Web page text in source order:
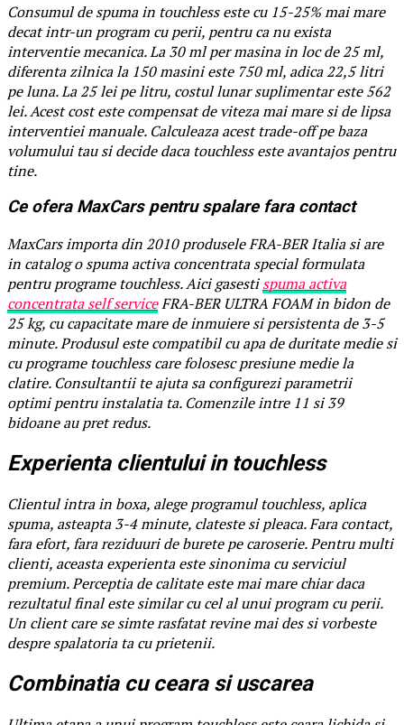
Consumul de spuma in touchless este cu 15-25% mai mare
decat intr-un program cu perii, pentru ca nu exista
interventie mecanica. La 30 ml per masina in loc de 25 ml,
diferenta zilnica la 150 masini este 750 ml, adica 22,5 litri
pe luna. La 25 lei pe litru, costul lunar suplimentar este 562
lei. Acest cost este compensat de viteza mai mare si de lipsa
interventiei manuale. Calculeaza acest trade-off pe baza
volumului tau si decide daca touchless este avantajos pentru
tine.
Ce ofera MaxCars pentru spalare fara contact
MaxCars importa din 2010 produsele FRA-BER Italia si are
in catalog o spuma activa concentrata special formulata
pentru programe touchless. Aici gasestispuma activa
concentrata self serviceFRA-BER ULTRA FOAM in bidon de
25 kg, cu capacitate mare de inmuiere si persistenta de 3-5
minute. Produsul este compatibil cu apa de duritate medie si
cu programe touchless care folosesc presiune medie la
clatire. Consultantii te ajuta sa configurezi parametrii
optimi pentru instalatia ta. Comenzile intre 11 si 39
bidoane au pret redus.
Experienta clientului in touchless
Clientul intra in boxa, alege programul touchless, aplica
spuma, asteapta 3-4 minute, clateste si pleaca. Fara contact,
fara efort, fara reziduuri de burete pe caroserie. Pentru multi
clienti, aceasta experienta este sinonima cu serviciul
premium. Perceptia de calitate este mai mare chiar daca
rezultatul final este similar cu cel al unui program cu perii.
Un client care se simte rasfatat revine mai des si vorbeste
despre spalatoria ta cu prietenii.
Combinatia cu ceara si uscarea